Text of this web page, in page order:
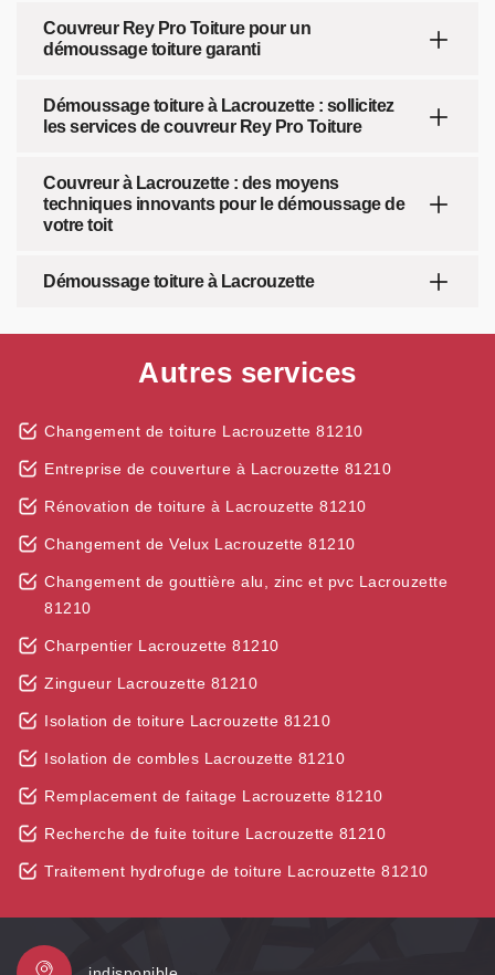
Couvreur Rey Pro Toiture pour un
démoussage toiture garanti
Démoussage toiture à Lacrouzette : sollicitez
les services de couvreur Rey Pro Toiture
Couvreur à Lacrouzette : des moyens
techniques innovants pour le démoussage de
votre toit
Démoussage toiture à Lacrouzette
Autres services
Changement de toiture Lacrouzette 81210
Entreprise de couverture à Lacrouzette 81210
Rénovation de toiture à Lacrouzette 81210
Changement de Velux Lacrouzette 81210
Changement de gouttière alu, zinc et pvc Lacrouzette
81210
Charpentier Lacrouzette 81210
Zingueur Lacrouzette 81210
Isolation de toiture Lacrouzette 81210
Isolation de combles Lacrouzette 81210
Remplacement de faitage Lacrouzette 81210
Recherche de fuite toiture Lacrouzette 81210
Traitement hydrofuge de toiture Lacrouzette 81210